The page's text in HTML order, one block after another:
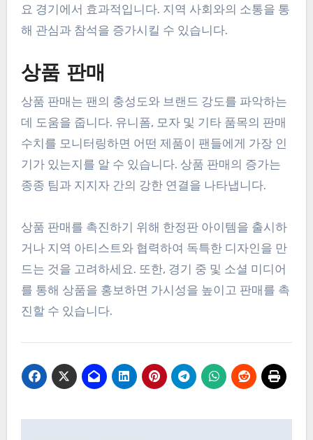
요 경기에서 효과적입니다. 지역 사회와의 소통을 통
해 관심과 참석을 증가시킬 수 있습니다.
상품 판매
상품 판매는 팬의 충성도와 브랜드 강도를 파악하는
데 도움을 줍니다. 유니폼, 모자 및 기타 품목의 판매
수치를 모니터링하면 어떤 제품이 팬들에게 가장 인
기가 있는지를 알 수 있습니다. 상품 판매의 증가는
종종 팀과 지지자 간의 강한 연결을 나타냅니다.
상품 판매를 촉진하기 위해 한정판 아이템을 출시하
거나 지역 아티스트와 협력하여 독특한 디자인을 만
드는 것을 고려하세요. 또한, 경기 중 및 소셜 미디어
를 통해 상품을 홍보하면 가시성을 높이고 판매를 촉
진할 수 있습니다.